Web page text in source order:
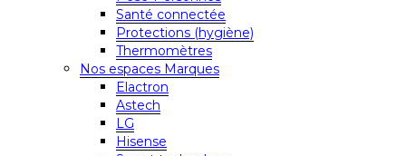
Santé connectée
Protections (hygiène)
Thermomètres
Nos espaces Marques
Elactron
Astech
LG
Hisense